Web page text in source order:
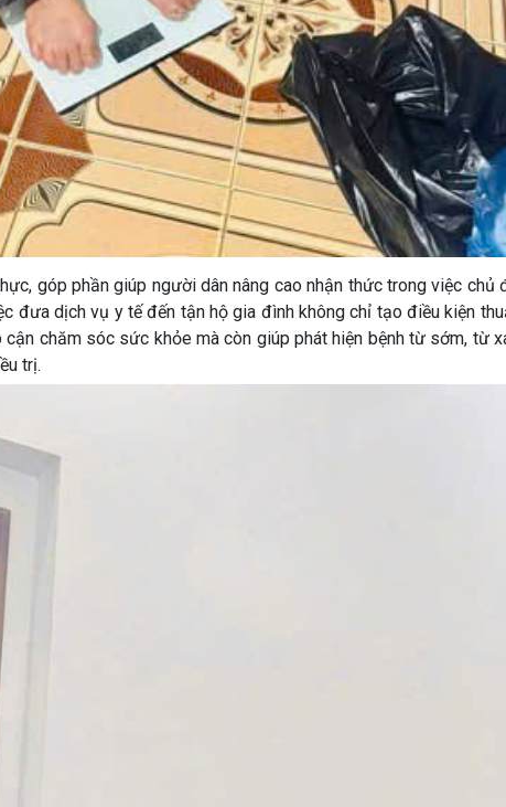
góp phần giúp người dân nâng cao nhận thức trong việc chủ
đưa dịch vụ y tế đến tận hộ gia đình không chỉ tạo điều kiện
chăm sóc sức khỏe mà còn giúp phát hiện bệnh từ sớm, từ
trị.